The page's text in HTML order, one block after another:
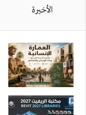
الأخيرة